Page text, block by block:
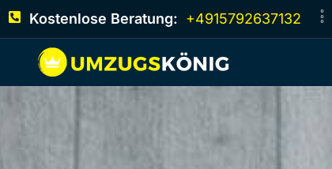
Kostenlose Beratung: +4915792637132